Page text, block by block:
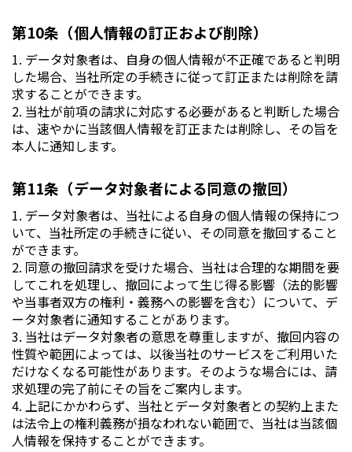
第10条（個人情報の訂正および削除）
1. データ対象者は、自身の個人情報が不正確であると判明
した場合、当社所定の手続きに従って訂正または削除を請
求することができます。
2. 当社が前項の請求に対応する必要があると判断した場合
は、速やかに当該個人情報を訂正または削除し、その旨を
本人に通知します。
第11条（データ対象者による同意の撤回）
1. データ対象者は、当社による自身の個人情報の保持につ
いて、当社所定の手続きに従い、その同意を撤回すること
ができます。
2. 同意の撤回請求を受けた場合、当社は合理的な期間を要
してこれを処理し、撤回によって生じ得る影響（法的影響
や当事者双方の権利・義務への影響を含む）について、デ
ータ対象者に通知することがあります。
3. 当社はデータ対象者の意思を尊重しますが、撤回内容の
性質や範囲によっては、以後当社のサービスをご利用いた
だけなくなる可能性があります。そのような場合には、請
求処理の完了前にその旨をご案内します。
4. 上記にかかわらず、当社とデータ対象者との契約上また
は法令上の権利義務が損なわれない範囲で、当社は当該個
人情報を保持することができます。